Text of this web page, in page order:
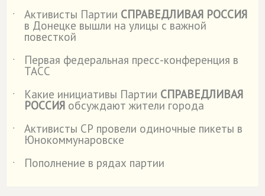
˙ Активисты Партии СПРАВЕДЛИВАЯ РОССИЯ
в Донецке вышли на улицы с важной
повесткой
˙
Первая федеральная пресс-конференция в
ТАСС
˙
Какие инициативы Партии СПРАВЕДЛИВАЯ
РОССИЯ обсуждают жители города
˙
Активисты СР провели одиночные пикеты в
Юнокоммунаровске
˙
Пополнение в рядах партии